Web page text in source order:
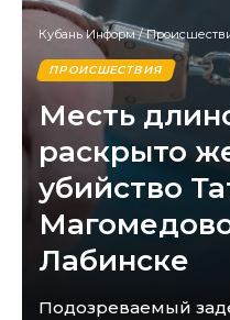
Кубань Информ/
ПРОИСШЕСТВИЯ
Месть
раскрыто
убийство
Лабинске
Подозреваемый